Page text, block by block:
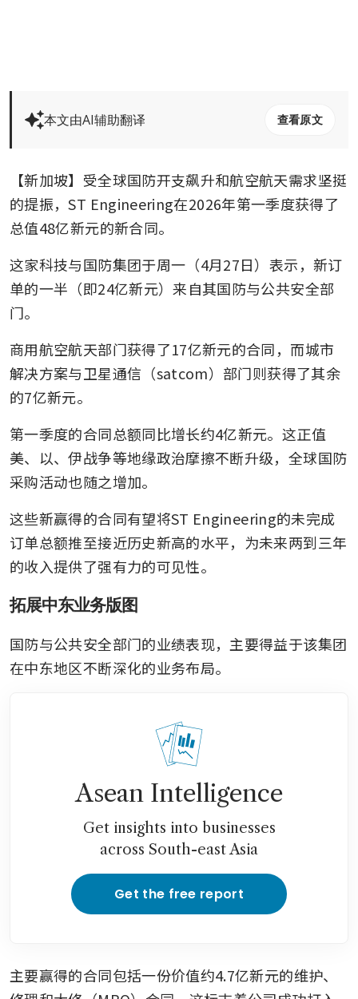
本文由AI辅助翻译 查看原文
【新加坡】受全球国防开支飙升和航空航天需求坚挺
的提振，ST Engineering在2026年第一季度获得了
总值48亿新元的新合同。
这家科技与国防集团于周一（4月27日）表示，新订
单的一半（即24亿新元）来自其国防与公共安全部
门。
商用航空航天部门获得了17亿新元的合同，而城市
解决方案与卫星通信（satcom）部门则获得了其余
的7亿新元。
第一季度的合同总额同比增长约4亿新元。这正值
美、以、伊战争等地缘政治摩擦不断升级，全球国防
采购活动也随之增加。
这些新赢得的合同有望将ST Engineering的未完成
订单总额推至接近历史新高的水平，为未来两到三年
的收入提供了强有力的可见性。
拓展中东业务版图
国防与公共安全部门的业绩表现，主要得益于该集团
在中东地区不断深化的业务布局。
Asean Intelligence
Get insights into businesses
across South-east Asia
Get the free report
主要赢得的合同包括一份价值约4.7亿新元的维护、